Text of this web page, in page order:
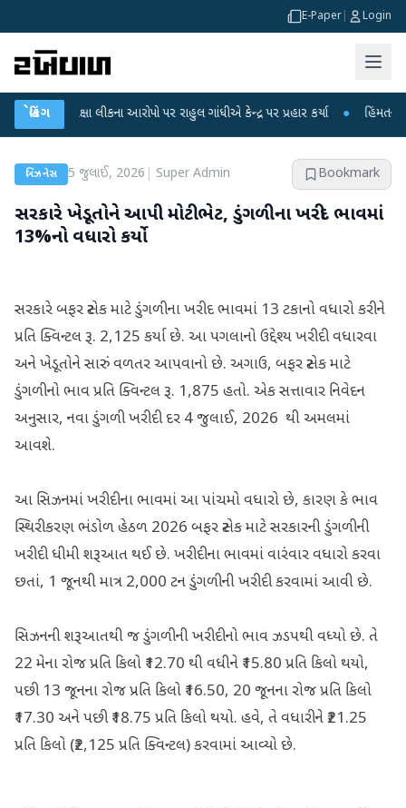
E-Paper Login
બ્રેકિંગ
પરીક્ષા લીકના આરોપો પર રાહુલ ગાંધીએ કેન્દ્ર પર પ્રહાર કર્યા ● હિંમતનગરમાં
બિઝનેસ 5 જુલાઈ, 2026 Super Admin Bookmark
સરકારે ખેડૂતોને આપી મોટી ભેટ, ડુંગળીના ખરીદ ભાવમાં
13%નો વધારો કર્યો
સરકારે બફર સ્ટોક માટે ડુંગળીના ખરીદ ભાવમાં 13 ટકાનો વધારો કરીને
પ્રતિ ક્વિન્ટલ રૂ. 2,125 કર્યા છે. આ પગલાનો ઉદ્દેશ્ય ખરીદી વધારવા
અને ખેડૂતોને સારું વળતર આપવાનો છે. અગાઉ, બફર સ્ટોક માટે
ડુંગળીનો ભાવ પ્રતિ ક્વિન્ટલ રૂ. 1,875 હતો. એક સત્તાવાર નિવેદન
અનુસાર, નવા ડુંગળી ખરીદી દર 4 જુલાઈ, 2026 થી અમલમાં
આવશે.
આ સિઝનમાં ખરીદીના ભાવમાં આ પાંચમો વધારો છે, કારણ કે ભાવ
સ્થિરીકરણ ભંડોળ હેઠળ 2026 બફર સ્ટોક માટે સરકારની ડુંગળીની
ખરીદી ધીમી શરૂઆત થઈ છે. ખરીદીના ભાવમાં વારંવાર વધારો કરવા
છતાં, 1 જૂનથી માત્ર 2,000 ટન ડુંગળીની ખરીદી કરવામાં આવી છે.
સિઝનની શરૂઆતથી જ ડુંગળીની ખરીદીનો ભાવ ઝડપથી વધ્યો છે. તે
22 મેના રોજ પ્રતિ કિલો ₹12.70 થી વધીને ₹15.80 પ્રતિ કિલો થયો,
પછી 13 જૂનના રોજ પ્રતિ કિલો ₹16.50, 20 જૂનના રોજ પ્રતિ કિલો
₹17.30 અને પછી ₹18.75 પ્રતિ કિલો થયો. હવે, તે વધારીને ₹21.25
પ્રતિ કિલો (₹2,125 પ્રતિ ક્વિન્ટલ) કરવામાં આવ્યો છે.